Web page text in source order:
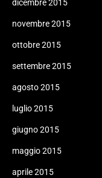
dicembre 2015
novembre 2015
ottobre 2015
settembre 2015
agosto 2015
luglio 2015
giugno 2015
maggio 2015
aprile 2015